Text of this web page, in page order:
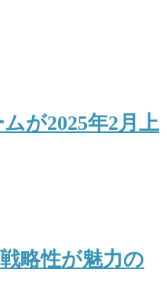
が2025年2月上
略性が魅力の